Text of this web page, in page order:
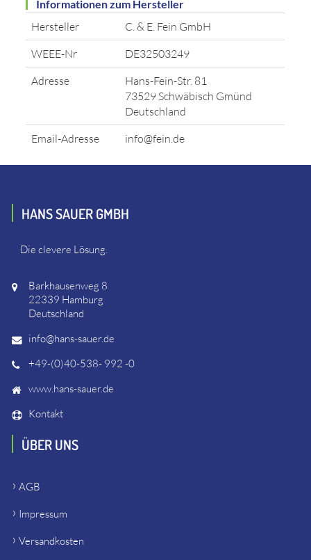
Informationen zum Hersteller
Hersteller
C. & E. Fein GmbH
WEEE-Nr
DE32503249
Adresse
Hans-Fein-Str. 81
73529 Schwäbisch Gmünd
Deutschland
Email-Adresse
info@fein.de
HANS SAUER GMBH
Die clevere Lösung.
Barkhausenweg 8
22339 Hamburg
Deutschland
info@hans-sauer.de
+49-(0)40-538- 992 -0
www.hans-sauer.de
Kontakt
ÜBER UNS
AGB
Impressum
Versandkosten